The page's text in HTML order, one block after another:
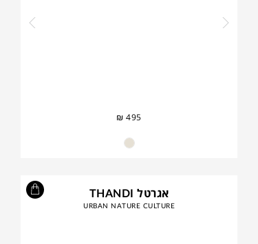
₪ 495
אגרטל THANDI
URBAN NATURE CULTURE